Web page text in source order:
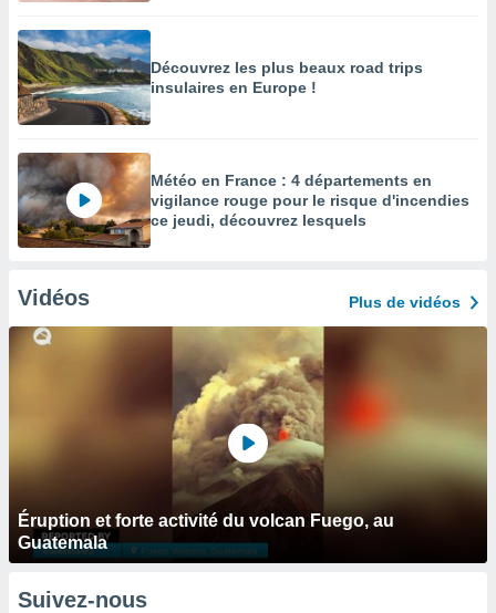
Découvrez les plus beaux road trips
insulaires en Europe !
Météo en France : 4 départements en
vigilance rouge pour le risque d'incendies
ce jeudi, découvrez lesquels
Vidéos Plus de vidéos
Éruption et forte activité du volcan Fuego, au
Guatemala
Suivez-nous